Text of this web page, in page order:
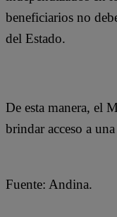
beneficiarios no
del Estado.
De esta manera, el
brindar acceso a
Fuente: Andina.